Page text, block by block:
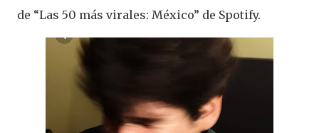
de “Las 50 más virales: México” de Spotify.